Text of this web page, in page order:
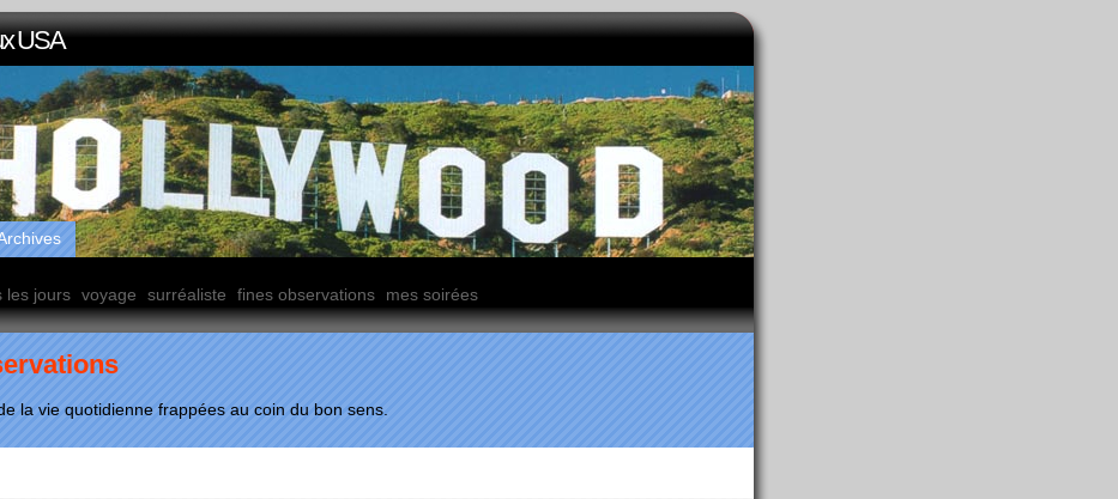
USA
les jours voyage surréaliste fines observations mes soirées
la vie quotidienne frappées au coin du bon sens.